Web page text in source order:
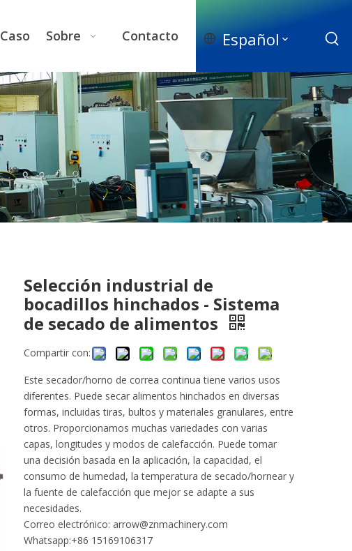
Caso Sobre Contacto Español
Selección industrial de
bocadillos hinchados - Sistema
de secado de alimentos
Compartir con:
Este secador/horno de correa continua tiene varios usos
diferentes. Puede secar alimentos hinchados en diversas
formas, incluidas tiras, bultos y materiales granulares, entre
otros. Proporcionamos muchas variedades con varias
capas, longitudes y modos de calefacción. Puede tomar
una decisión basada en la aplicación, la capacidad, el
consumo de humedad, la temperatura de secado/hornear y
la fuente de calefacción que mejor se adapte a sus
necesidades.
Correo electrónico: arrow@znmachinery.com
Whatsapp:+86 15169106317